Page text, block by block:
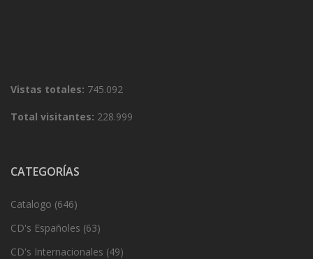
Vistas totales: 745.092
Total visitantes: 228.999
CATEGORÍAS
Catalogo (646)
CD's Españoles (63)
CD's Internacionales (49)